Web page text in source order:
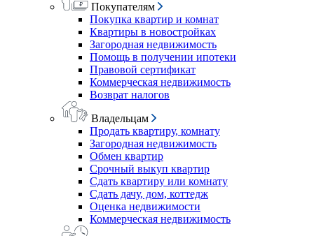
Покупателям
Покупка квартир и комнат
Квартиры в новостройках
Загородная недвижимость
Помощь в получении ипотеки
Правовой сертификат
Коммерческая недвижимость
Возврат налогов
Владельцам
Продать квартиру, комнату
Загородная недвижимость
Обмен квартир
Срочный выкуп квартир
Сдать квартиру или комнату
Сдать дачу, дом, коттедж
Оценка недвижимости
Коммерческая недвижимость